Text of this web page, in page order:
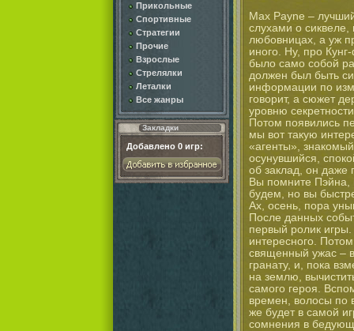
Прикольные
Спортивные
Стратегии
Прочие
Взрослые
Стрелялки
Леталки
Все жанры
Закладки
Добавлено 0 игр:
Max Payne –
слухами о
любовницах, а уж
иного. Ну, про
было само собой
должен был быть
информации по
говорит, а сюжет
уровню
Потом появились
мы вот такую
«агенты»,
осунувшийся,
об заклад, он даже
Вы помните Пэйна,
будем, но вы
Ах, осень, пора
После данных
первый ролик
интересного.
священный ужас – в
гранату, и, пока
на землю,
самого героя.
времен, волосы по
же будет в самой
сомнения в